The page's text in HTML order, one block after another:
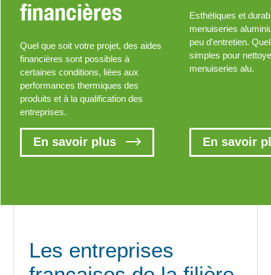
financières
Quel que soit votre projet, des aides
financières sont possibles à
certaines conditions, liées aux
performances thermiques des
produits et à la qualification des
entreprises.
En savoir plus
Esthétiques et
menuiseries
peu d’entretien.
simples pour
menuiseries alu.
En savoir
Les entreprises